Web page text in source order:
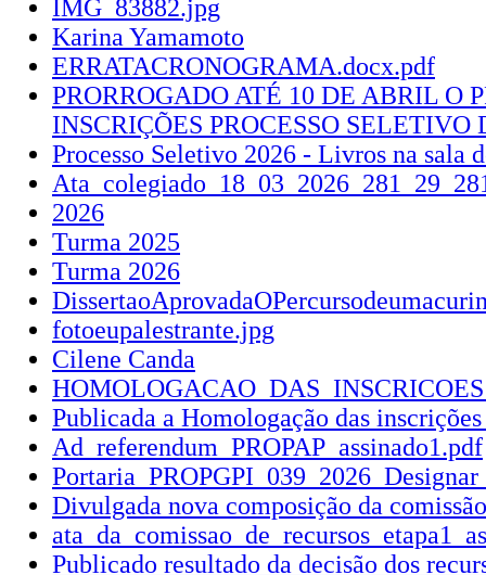
IMG_83882.jpg
Karina Yamamoto
ERRATACRONOGRAMA.docx.pdf
PRORROGADO ATÉ 10 DE ABRIL O
INSCRIÇÕES PROCESSO SELETIVO
Processo Seletivo 2026 - Livros na sala
2026
Turma 2025
Turma 2026
fotoeupalestrante.jpg
Cilene Canda
Publicada a Homologação das
Ad_referendum_PROPAP_assinado1.pdf
Divulgada nova composição da
Publicado resultado da decisão dos